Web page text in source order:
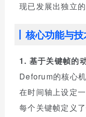
现已发展出独立
核心功能与
1. 基于关键帧的
Deforum的核心
在时间轴上设定
每个关键帧定义